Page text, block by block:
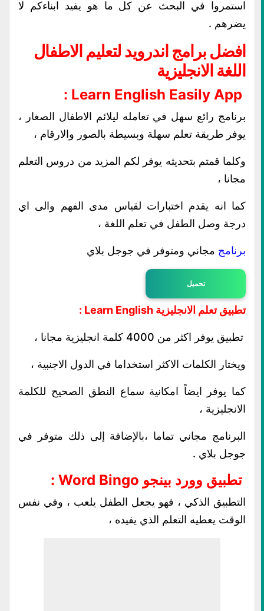
استمروا في البحث عن كل ما هو يفيد ابناءكم لا
يضرهم .
افضل برامج اندرويد لتعليم الاطفال
اللغة الانجليزية
برنامج رائع سهل في تعامله ليلائم الاطفال الصغار ،
يوفر طريقة تعلم سهلة وبسيطة بالصور والارقام ،
وكلما قمتم بتحديثه يوفر لكم المزيد من دروس التعلم
مجانا ،
كما انه يقدم اختبارات لقياس مدى الفهم والى اي
درجة وصل الطفل في تعلم اللغة ،
برنامج مجاني ومتوفر في جوجل بلاي
تحميل
تطبيق تعلم الانجليزية Learn English :
تطبيق يوفر اكثر من 4000 كلمة انجليزية مجانا ،
ويختار الكلمات الاكثر استخداما في الدول الاجنبية ،
كما يوفر ايضاً امكانية سماع النطق الصحيح للكلمة
الانجليزية ،
البرنامج مجاني تماما ،بالإضافة إلى ذلك متوفر في
جوجل بلاي .
تطبيق وورد بينجو Word Bingo :
التطبيق الذكي ، فهو يجعل الطفل يلعب ، وفي نفس
الوقت يعطيه التعلم الذي يفيده ،